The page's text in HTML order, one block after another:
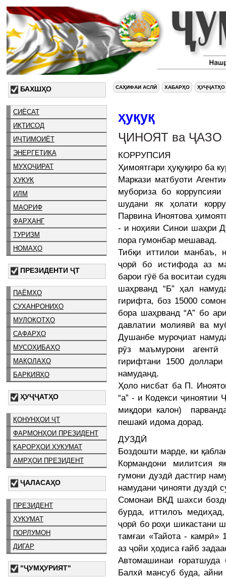
БАХШҲО
СИЁСАТ
ИҚТИСОД
ИҶТИМОИЁТ
ЭНЕРГЕТИКА
МУҲОҶИРАТ
ҲУҚУҚ
ИЛМ
МАОРИФ
ФАРҲАНГ
ТУРИЗМ
НОМАҲО
ПРЕЗИДЕНТИ ҶТ
ПАЁМҲО
СУХАНРОНИҲО
МУЛОҚОТҲО
САФАРҲО
МУСОҲИБАҲО
МАҚОЛАҲО
БАРҚИЯҲО
ҲУҶҶАТҲО
ҚОНУНҲОИ ҶТ
ФАРМОНҲОИ ПРЕЗИДЕНТ
ҚАРОРҲОИ ҲУКУМАТ
АМРҲОИ ПРЕЗИДЕНТ
ҶАЛАСАҲО
ПРЕЗИДЕНТ
ҲУКУМАТ
ПОРЛУМОН
ДИГАР
"ҶУМҲУРИЯТ"
САҲИФАИ АСЛӢ ХАБАРҲО ҲУҶҶАТҲО
ҳуқуқ
ҶИНОЯТ ва ҶАЗО
КОРРУПСИЯ
Ҳимоятгари ҳуқуқиро ба
Маркази матбуоти
мубориза бо
шудани як ҳолати
Парвина Иноятова
- и ноҳияи Синои шаҳри
пора гумонбар мешавад.
Тибқи иттилои манбаъ,
ҷорӣ бо истифода аз
барои гӯё ба воситаи
шаҳрванд “Б” ҳал
гирифта, боз 15000
бора шаҳрванд “А” бо
давлатии молиявӣ ва
Душанбе муроҷиат
рӯз маъмурони
гирифтани 1500
намуданд.
Ҳоло нисбат ба П.
“а” - и Кодекси ҷиноятии
миқдори калон)
пешакӣ идома дорад.
ДУЗДӢ
Боздошти марде, ки
Кормандони милитсия
гумони дуздӣ дастгир
намудани ҷинояти дуздӣ
Сомонаи ВКД шахси
бурда, иттилоъ
ҷорӣ бо роҳи шикастани
тамғаи «Тайота - камрӣ»
аз ҷойи ҳодиса ғайб
Автомашинаи
Балхӣ мансуб буда,